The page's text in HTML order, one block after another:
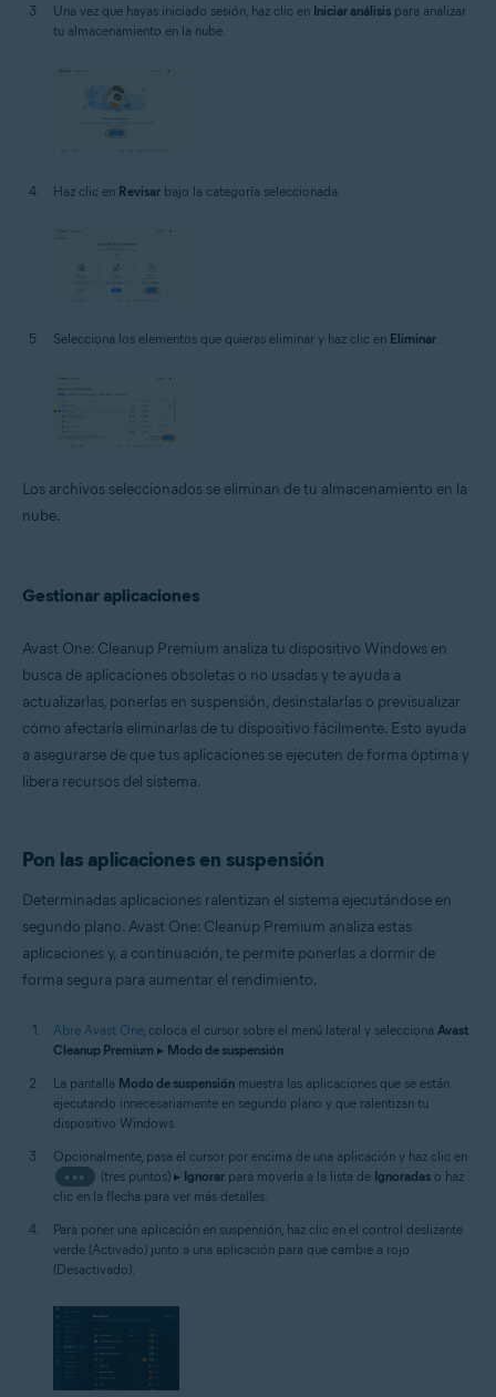
Una vez que hayas iniciado sesión, haz clic en Iniciar análisis para analizar
tu almacenamiento en la nube.
Haz clic en Revisar bajo la categoría seleccionada.
Selecciona los elementos que quieras eliminar y haz clic en Eliminar.
Los archivos seleccionados se eliminan de tu almacenamiento en la
nube.
Gestionar aplicaciones
Avast One: Cleanup Premium analiza tu dispositivo Windows en
busca de aplicaciones obsoletas o no usadas y te ayuda a
actualizarlas, ponerlas en suspensión, desinstalarlas o previsualizar
cómo afectaría eliminarlas de tu dispositivo fácilmente. Esto ayuda
a asegurarse de que tus aplicaciones se ejecuten de forma óptima y
libera recursos del sistema.
Pon las aplicaciones en suspensión
Determinadas aplicaciones ralentizan el sistema ejecutándose en
segundo plano. Avast One: Cleanup Premium analiza estas
aplicaciones y, a continuación, te permite ponerlas a dormir de
forma segura para aumentar el rendimiento.
Abre Avast One, coloca el cursor sobre el menú lateral y selecciona Avast
Cleanup Premium ▸ Modo de suspensión.
La pantalla Modo de suspensión muestra las aplicaciones que se están
ejecutando innecesariamente en segundo plano y que ralentizan tu
dispositivo Windows.
Opcionalmente, pasa el cursor por encima de una aplicación y haz clic en
•••
(tres puntos) ▸ Ignorarpara moverla a la lista de Ignoradaso haz
clic en la flecha para ver más detalles.
Para poner una aplicación en suspensión, haz clic en el control deslizante
verde (Activado) junto a una aplicación para que cambie a rojo
(Desactivado).